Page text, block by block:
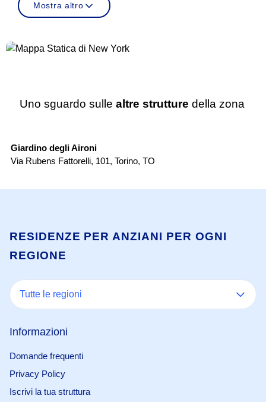
Mostra altro
Uno sguardo sulle altre strutture della zona
Giardino degli Aironi
Via Rubens Fattorelli, 101, Torino, TO
RESIDENZE PER ANZIANI PER OGNI
REGIONE
Tutte le regioni
Informazioni
Domande frequenti
Privacy Policy
Iscrivi la tua struttura